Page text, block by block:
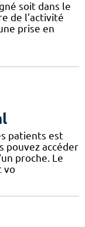
soit dans le
de l’activité
prise en
patients est
pouvez accéder
proche. Le
vo